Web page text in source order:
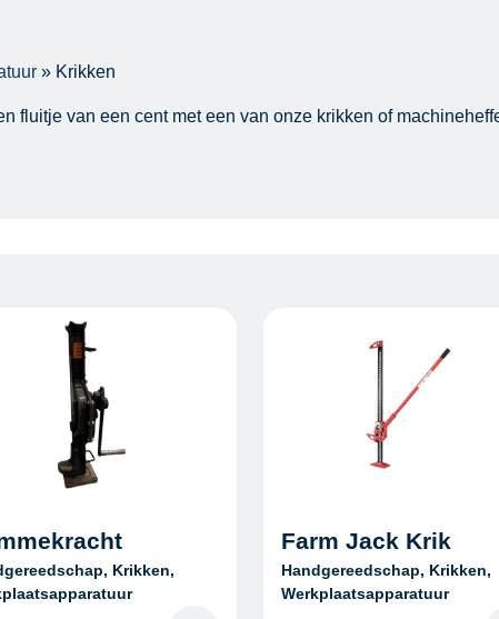
» Krikken
fluitje van een cent met een van onze krikken of
Krikken,
Farm Jack Krik
Handgereedschap, Krikken,
Werkplaatsapparatuur